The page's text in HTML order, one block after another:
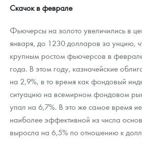
Скачок в феврале
Фьючерсы на золото увеличились в
января, до 1230 долларов за унцию,
крупным ростом фьючерсов в
года. В этом году, казначейские
на 2,9%, в то время как фондовый
ситуацию на всемирном фондовом
упал на 6,7%. В это же самое время
наиболее эффективной из числа
выросла на 6,5% по отношению к